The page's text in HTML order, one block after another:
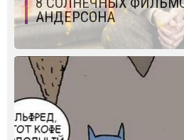
АНДЕРСОНА